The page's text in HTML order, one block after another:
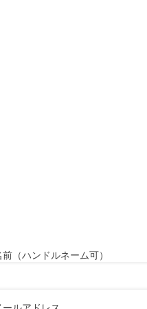
前（ハンドルネーム可）